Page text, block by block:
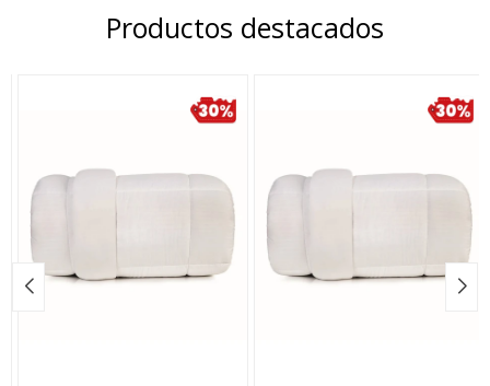
Productos destacados